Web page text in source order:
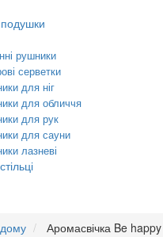
рушники
серветки
для ніг
для обличчя
для рук
для сауни
лазневі
Аромасвічка Be